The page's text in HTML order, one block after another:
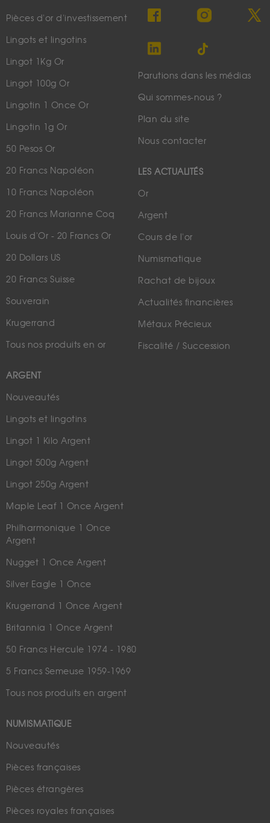
Pièces d'or d'investissement
Lingots et lingotins
Lingot 1Kg Or
Lingot 100g Or
Lingotin 1 Once Or
Lingotin 1g Or
50 Pesos Or
20 Francs Napoléon
10 Francs Napoléon
20 Francs Marianne Coq
Louis d'Or - 20 Francs Or
20 Dollars US
20 Francs Suisse
Souverain
Krugerrand
Tous nos produits en or
ARGENT
Nouveautés
Lingots et lingotins
Lingot 1 Kilo Argent
Lingot 500g Argent
Lingot 250g Argent
Maple Leaf 1 Once Argent
Philharmonique 1 Once
Argent
Nugget 1 Once Argent
Silver Eagle 1 Once
Krugerrand 1 Once Argent
Britannia 1 Once Argent
50 Francs Hercule 1974 - 1980
5 Francs Semeuse 1959-1969
Tous nos produits en argent
NUMISMATIQUE
Nouveautés
Pièces françaises
Pièces étrangères
Pièces royales françaises
Parutions dans les médias
Qui sommes-nous ?
Plan du site
Nous contacter
LES ACTUALITÉS
Or
Argent
Cours de l'or
Numismatique
Rachat de bijoux
Actualités financières
Métaux Précieux
Fiscalité / Succession